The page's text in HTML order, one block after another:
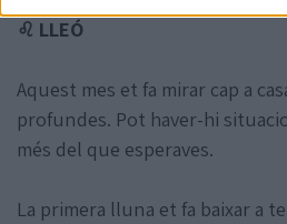
♌ LLEÓ
Aquest mes et fa mirar cap a
profundes. Pot haver-hi
més del que esperaves.
La primera lluna et fa baixar a